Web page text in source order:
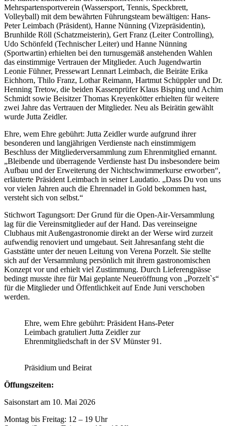
Mehrspartensportverein (Wassersport, Tennis, Speckbrett,
Volleyball) mit dem bewährten Führungsteam bewältigen: Hans-
Peter Leimbach (Präsident), Hanne Nünning (Vizepräsidentin),
Brunhilde Röll (Schatzmeisterin), Gert Franz (Leiter Controlling),
Udo Schönfeld (Technischer Leiter) und Hanne Nünning
(Sportwartin) erhielten bei den turnusgemäß anstehenden Wahlen
das einstimmige Vertrauen der Mitglieder. Auch Jugendwartin
Leonie Fühner, Pressewart Lennart Leimbach, die Beiräte Erika
Eichhorn, Thilo Franz, Lothar Reimann, Hartmut Schüppler und Dr.
Henning Tretow, die beiden Kassenprüfer Klaus Bisping und Achim
Schmidt sowie Beisitzer Thomas Kreyenkötter erhielten für weitere
zwei Jahre das Vertrauen der Mitglieder. Neu als Beirätin gewählt
wurde Jutta Zeidler.
Ehre, wem Ehre gebührt: Jutta Zeidler wurde aufgrund ihrer
besonderen und langjährigen Verdienste nach einstimmigem
Beschluss der Mitgliederversammlung zum Ehrenmitglied ernannt.
„Bleibende und überragende Verdienste hast Du insbesondere beim
Aufbau und der Erweiterung der Nichtschwimmerkurse erworben“,
erläuterte Präsident Leimbach in seiner Laudatio. „Dass Du von uns
vor vielen Jahren auch die Ehrennadel in Gold bekommen hast,
versteht sich von selbst.“
Stichwort Tagungsort: Der Grund für die Open-Air-Versammlung
lag für die Vereinsmitglieder auf der Hand. Das vereinseigne
Clubhaus mit Außengastronomie direkt an der Werse wird zurzeit
aufwendig renoviert und umgebaut. Seit Jahresanfang steht die
Gaststätte unter der neuen Leitung von Verena Porzelt. Sie stellte
sich auf der Versammlung persönlich mit ihrem gastronomischen
Konzept vor und erhielt viel Zustimmung. Durch Lieferengpässe
bedingt musste ihre für Mai geplante Neueröffnung von „Porzelt`s“
für die Mitglieder und Öffentlichkeit auf Ende Juni verschoben
werden.
Ehre, wem Ehre gebührt: Präsident Hans-Peter
Leimbach gratuliert Jutta Zeidler zur
Ehrenmitgliedschaft in der SV Münster 91.
Präsidium und Beirat
Öffungszeiten:
Saisonstart am 10. Mai 2026
Montag bis Freitag: 12 – 19 Uhr